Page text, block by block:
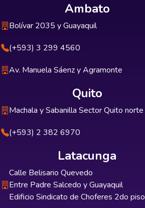
Ambato
Bolívar 2035 y Guayaquil
(+593) 3 299 4560
Av. Manuela Sáenz y Agramonte
Quito
Machala y Sabanilla Sector Quito norte
(+593) 2 382 6970
Latacunga
Calle Belisario Quevedo
Entre Padre Salcedo y Guayaquil
Edificio Sindicato de Choferes 2do piso